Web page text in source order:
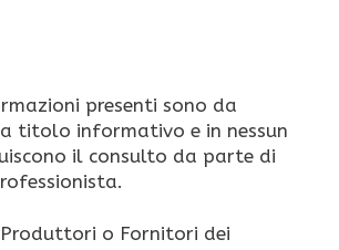
presenti sono da
titolo informativo e in nessun
il consulto da parte di
o Fornitori dei